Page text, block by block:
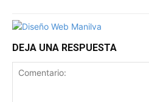
DEJA UNA RESPUESTA